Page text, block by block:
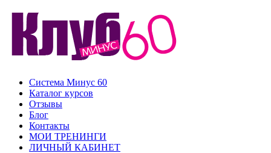
Система Минус 60
Каталог курсов
Отзывы
Блог
Контакты
МОИ ТРЕНИНГИ
ЛИЧНЫЙ КАБИНЕТ